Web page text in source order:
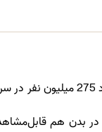
بدن هم